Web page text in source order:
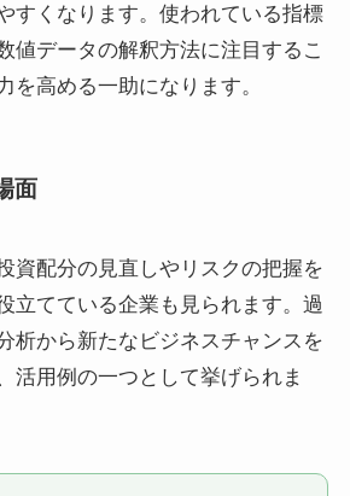
すくなります。使われている指標
値データの解釈方法に注目するこ
を高める一助になります。
面
資配分の見直しやリスクの把握を
立てている企業も見られます。過
析から新たなビジネスチャンスを
活用例の一つとして挙げられま